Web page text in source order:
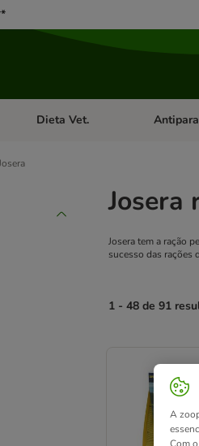
categoria: Cães
Abrir menu de categoria: Gatos
Dieta Vet. Abrir
Josera
Josera tem a ração
sucesso das rações
1 - 48 de 91
A